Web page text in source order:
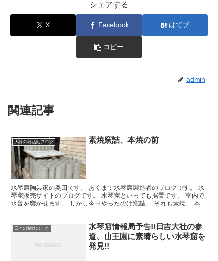
シェアする
X Facebook はてブ
コピー
admin
関連記事
大器の器活動ブログ 素焼窯詰、本焼の前
水琴窟陶芸家の奥田です。 あくまで水琴窟製造者のブログです。 水
琴窟販売サイトのブログです。 水琴窟といっても据置です。 室内で
水音を響かせます。 しかし今日やったのは窯詰。 それも素焼。 本焼
日々の制作のこと
水琴窟情報局予告!!日吉大社の参
道、山王園に素晴らしい水琴窟を
発見!!